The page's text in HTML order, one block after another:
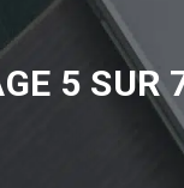
5 SUR